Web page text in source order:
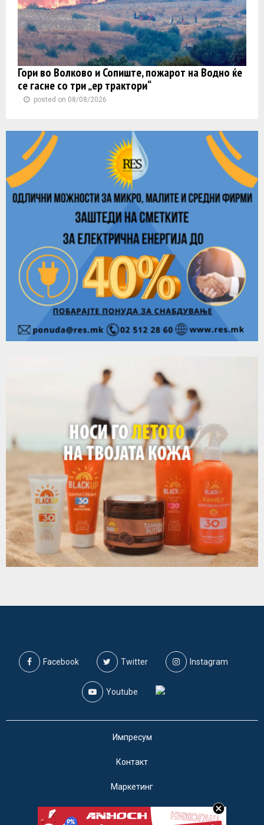
Гори во Волково и Сопиште, пожарот на Водно ќе
се гасне со три „ер трактори“
posted on 08/08/2026
Facebook Twitter Instagram
Youtube
Импресум
Контакт
Маркетинг
Услови за користење